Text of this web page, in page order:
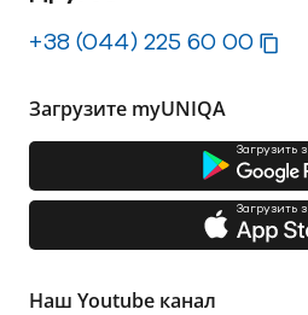
+38 (044) 225 60 00
Загрузите myUNIQA
Загрузить з
Загрузить з
Наш Youtube канал